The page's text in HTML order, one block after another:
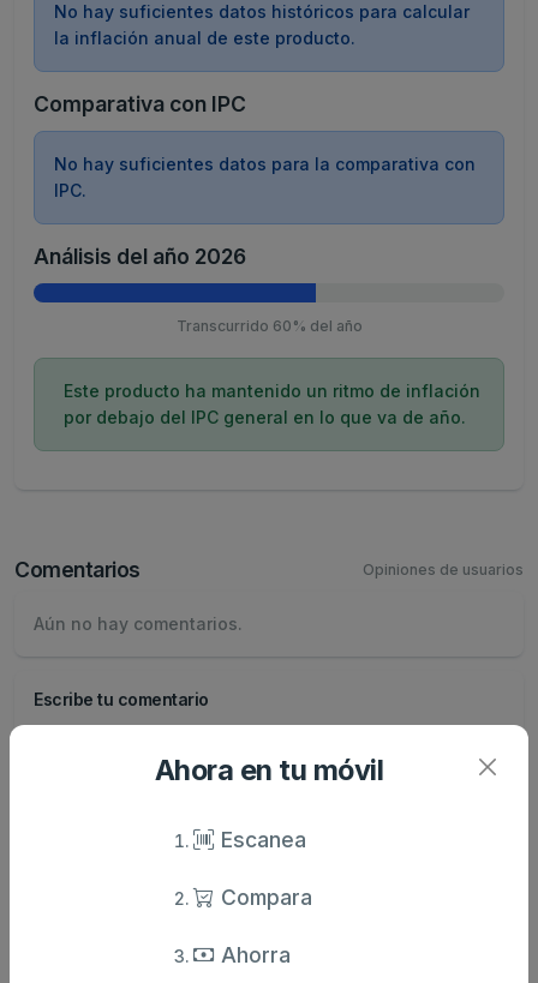
No hay suficientes datos históricos para calcular
la inflación anual de este producto.
Comparativa con IPC
No hay suficientes datos para la comparativa con
IPC.
Análisis del año 2026
Transcurrido 60% del año
Este producto ha mantenido un ritmo de inflación
por debajo del IPC general en lo que va de año.
Comentarios Opiniones de usuarios
Aún no hay comentarios.
Escribe tu comentario
Ahora en tu móvil
Escanea
Compara
Ahorra